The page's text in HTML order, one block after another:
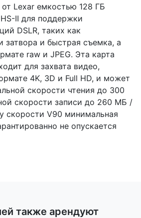
Lexar емкостью 128 ГБ
II для поддержки
DSLR, таких как
затвора и быстрая съемка, а
raw и JPEG. Эта карта
для захвата видео,
4K, 3D и Full HD, и может
скорости чтения до 300
скорости записи до 260 МБ /
скорости V90 минимальная
не опускается
также арендуют